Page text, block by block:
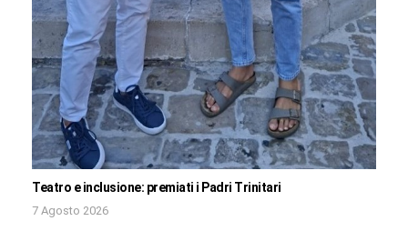
Teatro e inclusione: premiati i Padri Trinitari
7 Agosto 2026